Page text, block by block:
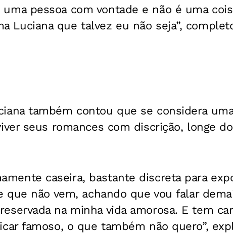
pessoa com vontade e não é uma
Luciana que talvez eu não seja”,
também contou que se considera
seus romances com discrição, longe
caseira, bastante discreta para
que não vem, achando que vou falar
na minha vida amorosa. E tem
famoso, o que também não quero”,